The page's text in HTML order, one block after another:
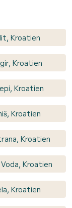
Kroatien
Kroatien
Kroatien
Kroatien
Kroatien
Kroatien
Kroatien